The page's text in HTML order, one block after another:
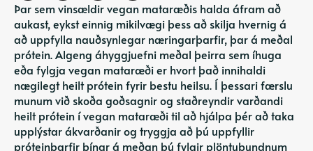
Þar sem vinsældir vegan mataræðis halda áfram að
aukast, eykst einnig mikilvægi þess að skilja hvernig á
að uppfylla nauðsynlegar næringarþarfir, þar á meðal
prótein. Algeng áhyggjuefni meðal þeirra sem íhuga
eða fylgja vegan mataræði er hvort það innihaldi
nægilegt heilt prótein fyrir bestu heilsu. Í þessari færslu
munum við skoða goðsagnir og staðreyndir varðandi
heilt prótein í vegan mataræði til að hjálpa þér að taka
upplýstar ákvarðanir og tryggja að þú uppfyllir
próteinþarfir þínar á meðan þú fylgir plöntubundnum